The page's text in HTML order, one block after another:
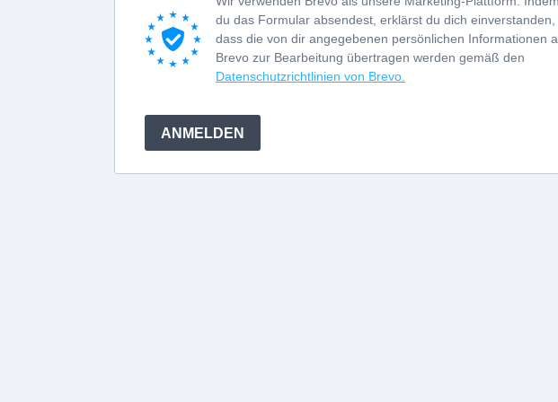
du das Formular absendest, erklärst du dich einverstanden,
dass die von dir angegebenen persönlichen Informationen
Brevo zur Bearbeitung übertragen werden gemäß den
Datenschutzrichtlinien von Brevo.
ANMELDEN